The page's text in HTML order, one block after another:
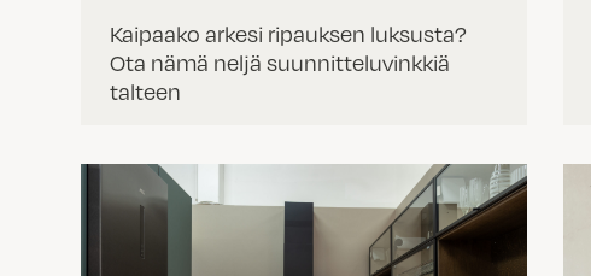
Kaipaako arkesi ripauksen luksusta?
Ota nämä neljä suunnitteluvinkkiä
talteen